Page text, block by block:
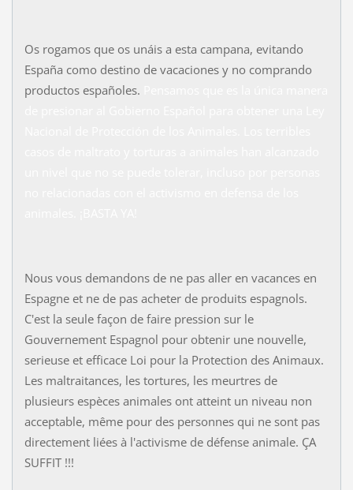
Os rogamos que os unáis a esta campana, evitando
España como destino de vacaciones y no comprando
productos españoles.
Nous vous demandons de ne pas aller en vacances en
Espagne et ne de pas acheter de produits espagnols.
C'est la seule façon de faire pression sur le
Gouvernement Espagnol pour obtenir une nouvelle,
serieuse et efficace Loi pour la Protection des Animaux.
Les maltraitances, les tortures, les meurtres de
plusieurs espèces animales ont atteint un niveau non
acceptable, même pour des personnes qui ne sont pas
directement liées à l'activisme de défense animale. ÇA
SUFFIT !!!